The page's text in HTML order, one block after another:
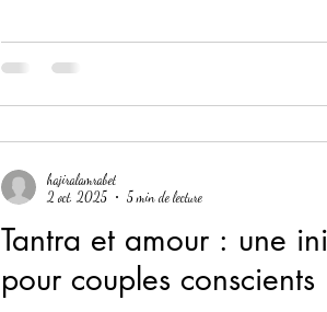
Tantra et amour : une
pour couples conscients
hajiralamrabet
2 oct. 2025
5 min de lecture